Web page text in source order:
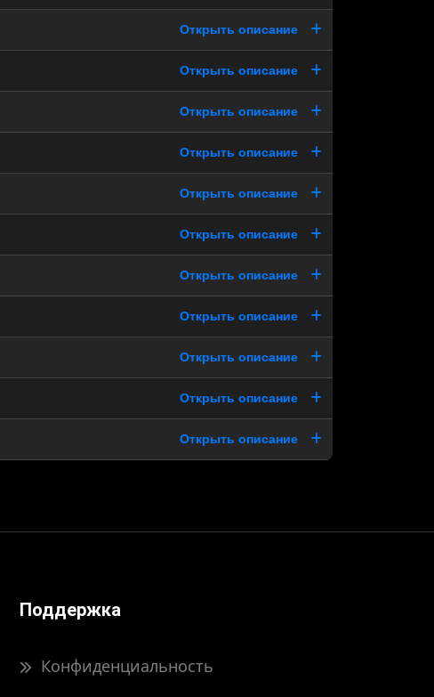
Открыть описание
Открыть описание
Открыть описание
Открыть описание
Открыть описание
Открыть описание
Открыть описание
Открыть описание
Открыть описание
Открыть описание
Открыть описание
Поддержка
Конфиденциальность